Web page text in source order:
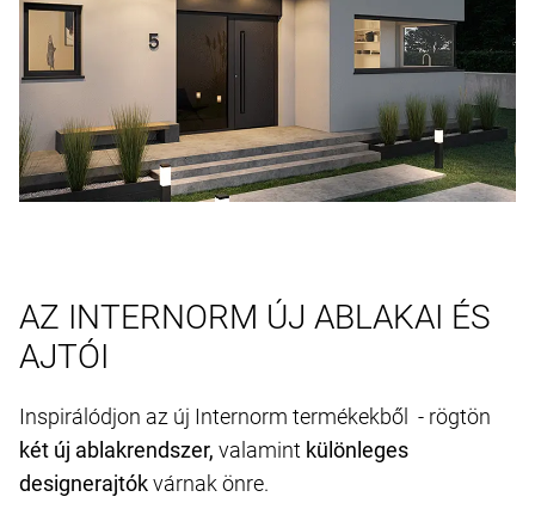
AZ INTERNORM ÚJ ABLAKAI ÉS
AJTÓI
Inspirálódjon az új Internorm termékekből - rögtön
két új ablakrendszer, valamint különleges
designerajtókvárnak önre.